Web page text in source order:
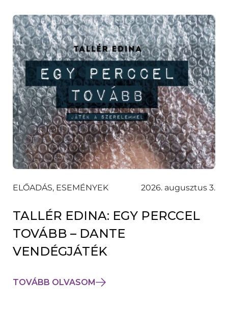
ELŐADÁS, ESEMÉNYEK 2026. augusztus 3.
TALLÉR EDINA: EGY PERCCEL
TOVÁBB – DANTE
VENDÉGJÁTÉK
TOVÁBB OLVASOM